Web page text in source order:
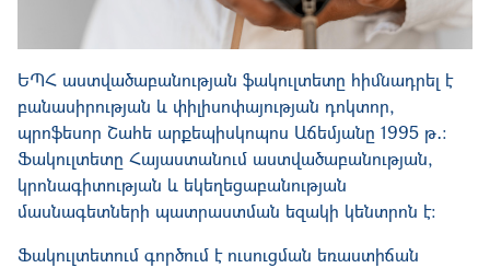
ԵՊՀ աստվածաբանության ֆակուլտետը հիմնադրել է
բանասիրության և փիլիսոփայության դոկտոր,
պրոֆեսոր Շահե արքեպիսկոպոս Աճեմյանը 1995 թ․։
Ֆակուլտետը Հայաստանում աստվածաբանության,
կրոնագիտության և եկեղեցաբանության
մասնագետների պատրաստման եզակի կենտրոն է։
Ֆակուլտետում գործում է ուսուցման եռաստիճան